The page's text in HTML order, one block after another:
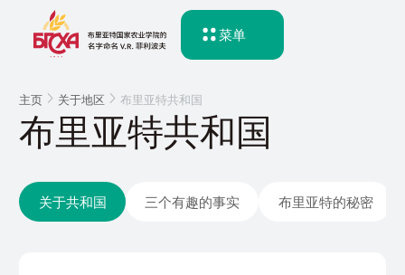
菜单
主页 关于地区 布里亚特共和国
布里亚特共和国
关于共和国 三个有趣的事实 布里亚特的秘密